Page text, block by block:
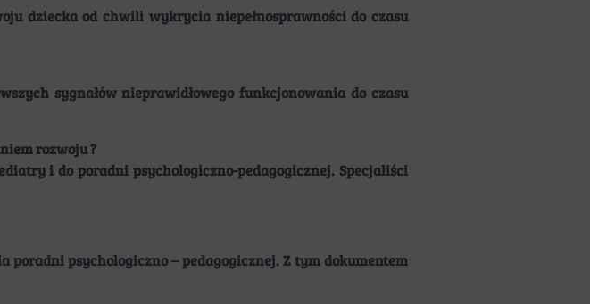
dziecka od chwili wykrycia niepełnosprawności do czasu
sygnałów nieprawidłowego funkcjonowania do czasu
rozwoju ?
i do poradni psychologiczno-pedagogicznej. Specjaliści
psychologiczno – pedagogicznej. Z tym dokumentem